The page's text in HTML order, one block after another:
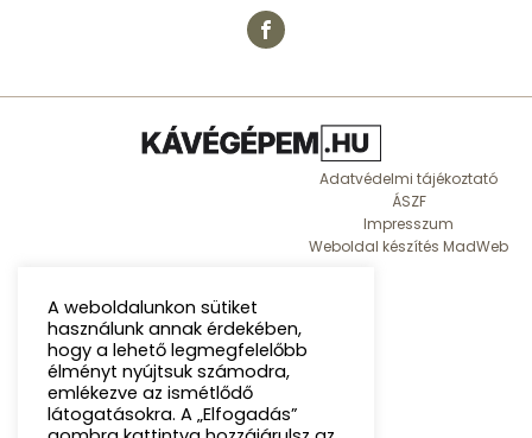
Adatvédelmi tájékoztató
ÁSZF
Impresszum
Weboldal készítés MadWeb
A weboldalunkon sütiket
használunk annak érdekében,
hogy a lehető legmegfelelőbb
élményt nyújtsuk számodra,
emlékezve az ismétlődő
látogatásokra. A „Elfogadás”